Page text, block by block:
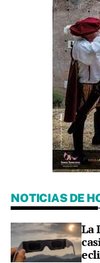
NOTICIAS DE
La